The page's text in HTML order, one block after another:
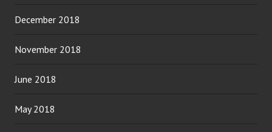
December 2018
November 2018
June 2018
May 2018